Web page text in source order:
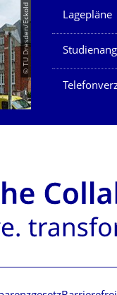
© TU Dresden/Eckold Unsere
Lagepläne